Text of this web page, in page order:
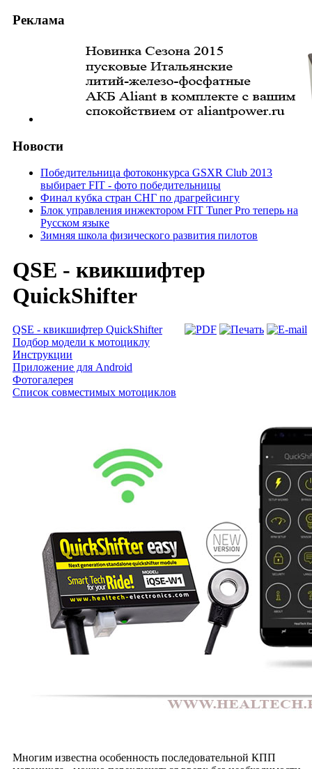
Реклама
Новости
Победительница фотоконкурса GSXR Club 2013
выбирает FIT - фото победительницы
Финал кубка стран СНГ по драгрейсингу
Блок управления инжектором FIT Tuner Pro теперь на
Русском языке
Зимняя школа физического развития пилотов
QSE - квикшифтер
QuickShifter
QSE - квикшифтер QuickShifter
Подбор модели к мотоциклу
Инструкции
Приложение для Android
Фотогалерея
Список совместимых мотоциклов
Многим известна особенность последовательной КПП